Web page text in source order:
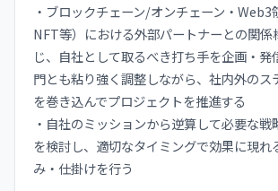
・ブロックチェーン/オンチェーン・Web3
NFT等）における外部パートナーとの関係
じ、自社として取るべき打ち手を企画・発
門とも粘り強く調整しながら、社内外のス
を巻き込んでプロジェクトを推進する
・自社のミッションから逆算して必要な戦
を検討し、適切なタイミングで効果に現れ
み・仕掛けを行う